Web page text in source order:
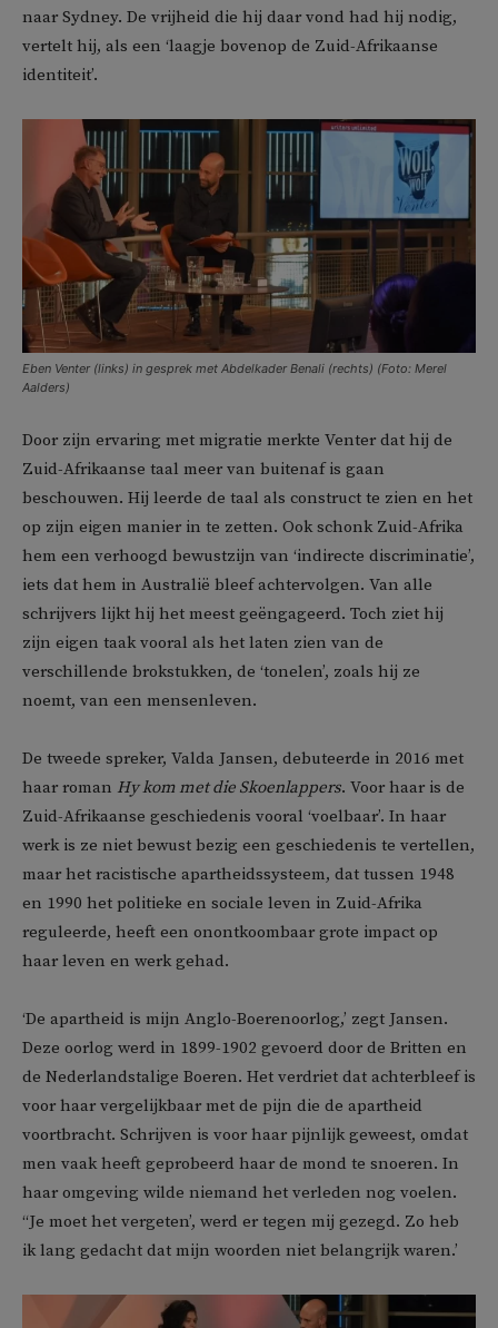
naar Sydney. De vrijheid die hij daar vond had hij nodig,
vertelt hij, als een ‘laagje bovenop de Zuid-Afrikaanse
identiteit’.
Eben Venter (links) in gesprek met Abdelkader Benali (rechts) (Foto: Merel
Aalders)
Door zijn ervaring met migratie merkte Venter dat hij de
Zuid-Afrikaanse taal meer van buitenaf is gaan
beschouwen. Hij leerde de taal als construct te zien en het
op zijn eigen manier in te zetten. Ook schonk Zuid-Afrika
hem een verhoogd bewustzijn van ‘indirecte discriminatie’,
iets dat hem in Australië bleef achtervolgen. Van alle
schrijvers lijkt hij het meest geëngageerd. Toch ziet hij
zijn eigen taak vooral als het laten zien van de
verschillende brokstukken, de ‘tonelen’, zoals hij ze
noemt, van een mensenleven.
De tweede spreker, Valda Jansen, debuteerde in 2016 met
haar roman Hy kom met die Skoenlappers. Voor haar is de
Zuid-Afrikaanse geschiedenis vooral ‘voelbaar’. In haar
werk is ze niet bewust bezig een geschiedenis te vertellen,
maar het racistische apartheidssysteem, dat tussen 1948
en 1990 het politieke en sociale leven in Zuid-Afrika
reguleerde, heeft een onontkoombaar grote impact op
haar leven en werk gehad.
‘De apartheid is mijn Anglo-Boerenoorlog,’ zegt Jansen.
Deze oorlog werd in 1899-1902 gevoerd door de Britten en
de Nederlandstalige Boeren. Het verdriet dat achterbleef is
voor haar vergelijkbaar met de pijn die de apartheid
voortbracht. Schrijven is voor haar pijnlijk geweest, omdat
men vaak heeft geprobeerd haar de mond te snoeren. In
haar omgeving wilde niemand het verleden nog voelen.
‘‘Je moet het vergeten’, werd er tegen mij gezegd. Zo heb
ik lang gedacht dat mijn woorden niet belangrijk waren.’